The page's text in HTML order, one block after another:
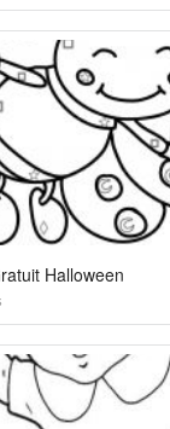
Halloween